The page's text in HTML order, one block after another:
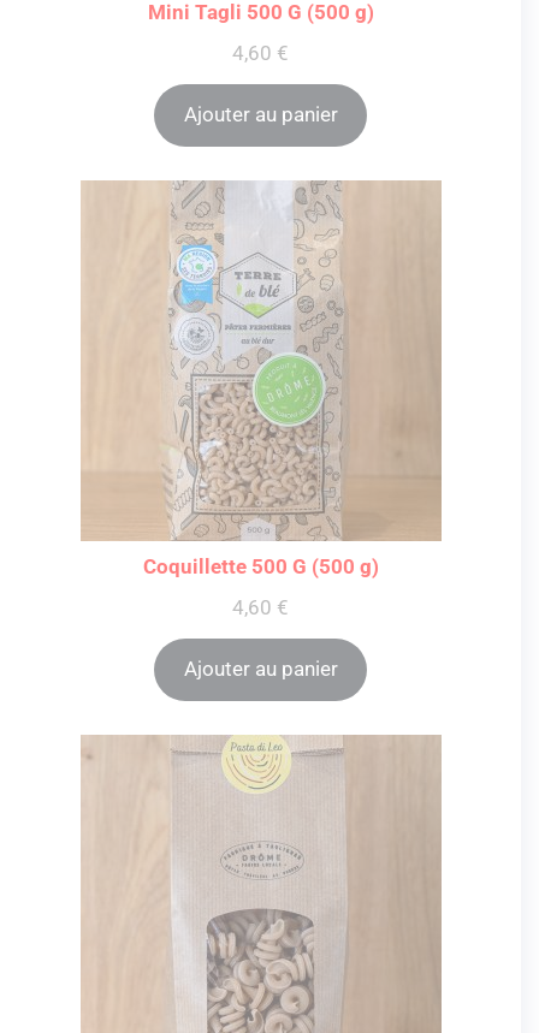
Mini Tagli 500 G (500 g)
4,60 €
Ajouter au panier
Coquillette 500 G (500 g)
4,60 €
Ajouter au panier